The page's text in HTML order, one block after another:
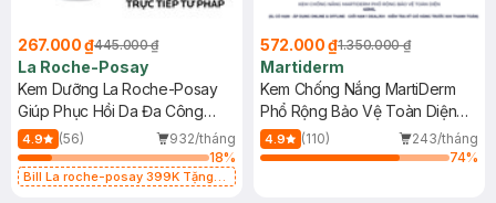
267.000 ₫445.000 ₫
La Roche-Posay
Kem Dưỡng La Roche-Posay
Giúp Phục Hồi Da Đa Công
Dụng 40ml
4.9 (56)
932/tháng
18%
Bill La roche-posay 399K Tặng
572.000 ₫1.350.000 ₫
Martiderm
Kem Chống Nắng MartiDerm
Phổ Rộng Bảo Vệ Toàn Diện
40ml
4.9 (110)
243/tháng
74%